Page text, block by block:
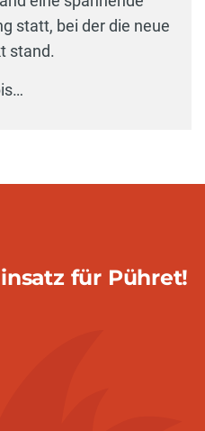
statt, bei der die neue
stand.
für Pühret!